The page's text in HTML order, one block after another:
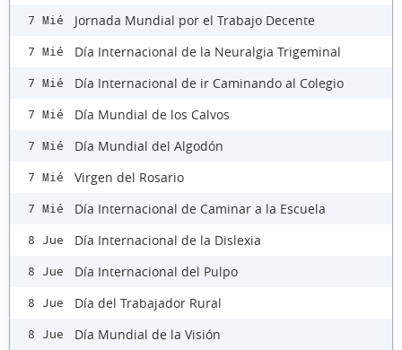
7 Mié Jornada Mundial por el Trabajo Decente
7 Mié Día Internacional de la Neuralgia Trigeminal
7 Mié Día Internacional de ir Caminando al Colegio
7 Mié Día Mundial de los Calvos
7 Mié Día Mundial del Algodón
7 Mié Virgen del Rosario
7 Mié Día Internacional de Caminar a la Escuela
8 Jue Día Internacional de la Dislexia
8 Jue Día Internacional del Pulpo
8 Jue Día del Trabajador Rural
8 Jue Día Mundial de la Visión